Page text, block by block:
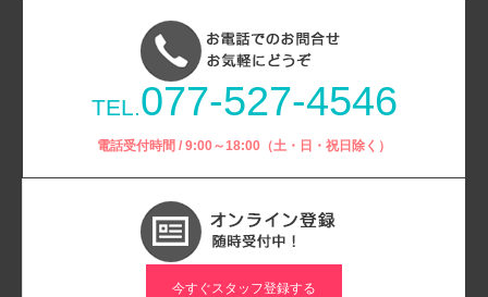
TEL.077-527-4546
電話受付時間 / 9:00～18:00（土・日・祝日除く）
今すぐスタッフ登録する